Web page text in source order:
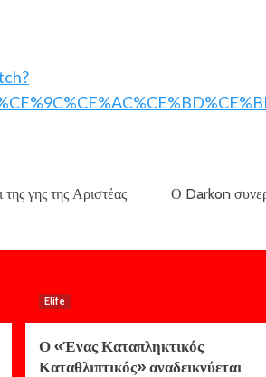
της γης της Αριστέας
Ο Darkon
Elife
Ο «Ένας Καταπληκτικός
Καταθλιπτικός» αναδεικνύεται